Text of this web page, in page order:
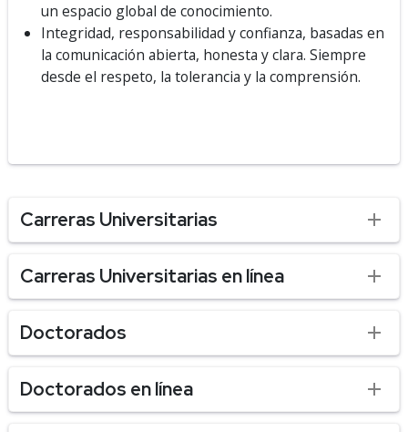
un espacio global de conocimiento.
Integridad, responsabilidad y confianza, basadas en
la comunicación abierta, honesta y clara. Siempre
desde el respeto, la tolerancia y la comprensión.
Carreras Universitarias
Carreras Universitarias en línea
Doctorados
Doctorados en línea